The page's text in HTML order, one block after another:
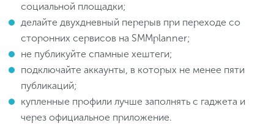
социальной площадки;
делайте двухдневный перерыв при переходе со
сторонних сервисов на SMMplanner;
не публикуйте спамные хештеги;
подключайте аккаунты, в которых не менее пяти
публикаций;
купленные профили лучше заполнять с гаджета и
через официальное приложение.